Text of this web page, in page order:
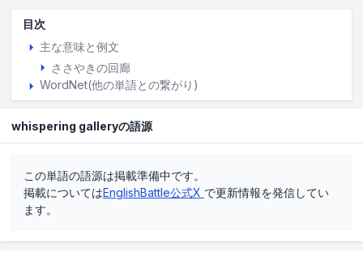
目次
主な意味と例文
ささやきの回廊
WordNet(他の単語との繋がり)
whispering galleryの語源
この単語の語源は掲載準備中です。
掲載についてはEnglishBattle公式X で更新情報を発信してい
ます。